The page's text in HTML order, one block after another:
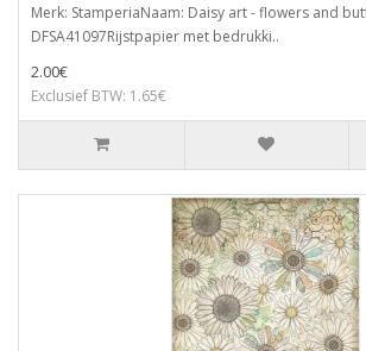
Merk: StamperiaNaam: Daisy art - flowers and
DFSA41097Rijstpapier met bedrukki..
2.00€
Exclusief BTW: 1.65€